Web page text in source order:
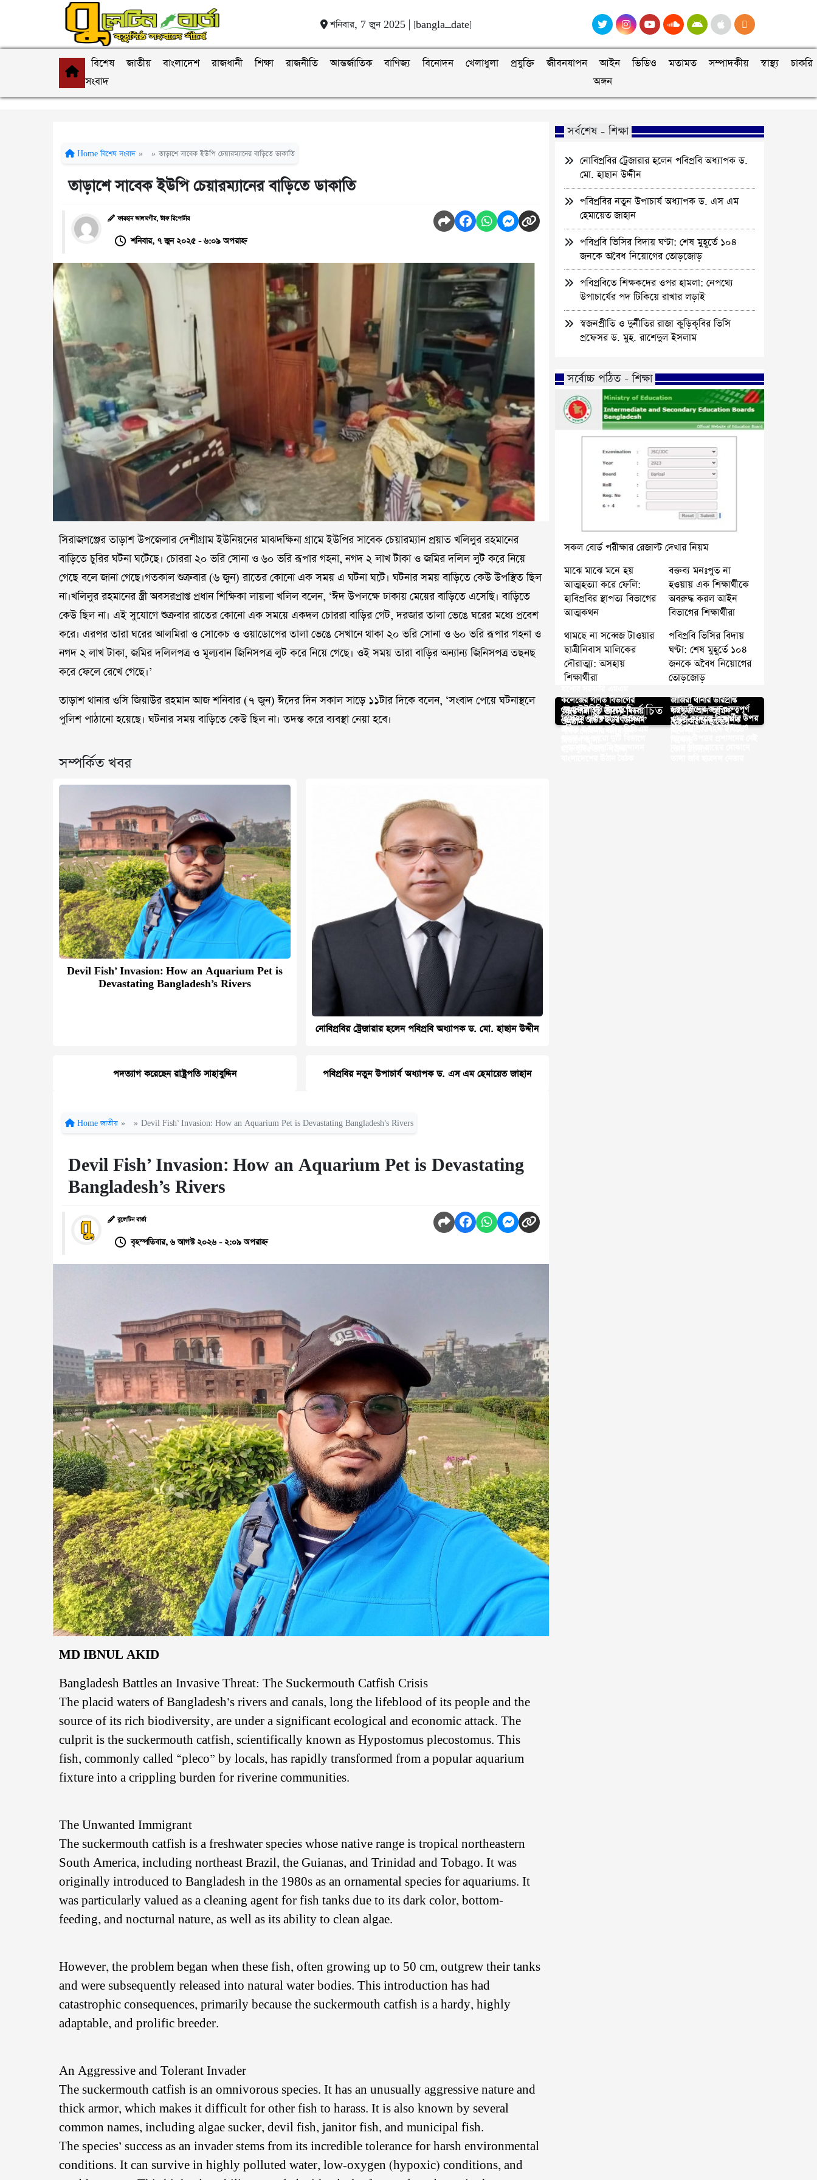
শনিবার, 7 জুন 2025 | [bangla_date]
বিশেষ
সংবাদ
জাতীয় বাংলাদেশ রাজধানী শিক্ষা রাজনীতি আন্তর্জাতিক বাণিজ্য বিনোদন খেলাধুলা প্রযুক্তি জীবনযাপন
আইন
অঙ্গন
ভিডিও মতামত সম্পাদকীয় স্বাস্থ্য চাকরি
Home বিশেষ সংবাদ » » তাড়াশে সাবেক ইউপি চেয়ারম্যানের বাড়িতে ডাকাতি
তাড়াশে সাবেক ইউপি চেয়ারম্যানের বাড়িতে ডাকাতি
ফারহান আলমগীর, স্টাফ রিপোর্টার
শনিবার, ৭ জুন ২০২৫ - ৬:০৯ অপরাহ্ন
সিরাজগঞ্জের তাড়াশ উপজেলার দেশীগ্রাম ইউনিয়নের মাঝদক্ষিনা গ্রামে ইউপির সাবেক চেয়ারম্যান প্রয়াত খলিলুর রহমানের
বাড়িতে চুরির ঘটনা ঘটেছে। চোররা ২০ ভরি সোনা ও ৬০ ভরি রূপার গহনা, নগদ ২ লাখ টাকা ও জমির দলিল লুট করে নিয়ে
গেছে বলে জানা গেছে।গতকাল শুক্রবার (৬ জুন) রাতের কোনো এক সময় এ ঘটনা ঘটে। ঘটনার সময় বাড়িতে কেউ উপস্থিত ছিল
না।খলিলুর রহমানের স্ত্রী অবসরপ্রাপ্ত প্রধান শিক্ষিকা লায়লা খলিল বলেন, ‘ঈদ উপলক্ষে ঢাকায় মেয়ের বাড়িতে এসেছি। বাড়িতে
কেউ ছিল না। এই সুযোগে শুক্রবার রাতের কোনো এক সময়ে একদল চোররা বাড়ির গেট, দরজার তালা ভেঙে ঘরের মধ্যে প্রবেশ
করে। এরপর তারা ঘরের আলমিরা ও সোকেচ ও ওয়াডোপের তালা ভেঙে সেখানে থাকা ২০ ভরি সোনা ও ৬০ ভরি রূপার গহনা ও
নগদ ২ লাখ টাকা, জমির দলিলপত্র ও মূল্যবান জিনিসপত্র লুট করে নিয়ে গেছে। ওই সময় তারা বাড়ির অন্যান্য জিনিসপত্র তছনছ
করে ফেলে রেখে গেছে।’
তাড়াশ থানার ওসি জিয়াউর রহমান আজ শনিবার (৭ জুন) ঈদের দিন সকাল সাড়ে ১১টার দিকে বলেন, ‘সংবাদ পেয়ে ঘটনাস্থলে
পুলিশ পাঠানো হয়েছে। ঘটনার সময় বাড়িতে কেউ ছিল না। তদন্ত করে ব্যবস্থা নেয়া হবে।
সম্পর্কিত খবর
Devil Fish’ Invasion: How an Aquarium Pet is
Devastating Bangladesh’s Rivers
নোবিপ্রবির ট্রেজারার হলেন পবিপ্রবি অধ্যাপক ড. মো. হাছান উদ্দীন
পদত্যাগ করেছেন রাষ্ট্রপতি সাহাবুদ্দিন পবিপ্রবির নতুন উপাচার্য অধ্যাপক ড. এস এম হেমায়েত জাহান
Home জাতীয় » » Devil Fish’ Invasion: How an Aquarium Pet is Devastating Bangladesh’s Rivers
Devil Fish’ Invasion: How an Aquarium Pet is Devastating
Bangladesh’s Rivers
বুলেটিন বার্তা
বৃহস্পতিবার, ৬ আগস্ট ২০২৬ - ২:০৯ অপরাহ্ন
MD IBNUL AKID
Bangladesh Battles an Invasive Threat: The Suckermouth Catfish Crisis
The placid waters of Bangladesh’s rivers and canals, long the lifeblood of its people and the
source of its rich biodiversity, are under a significant ecological and economic attack. The
culprit is the suckermouth catfish, scientifically known as Hypostomus plecostomus. This
fish, commonly called “pleco” by locals, has rapidly transformed from a popular aquarium
fixture into a crippling burden for riverine communities.
The Unwanted Immigrant
The suckermouth catfish is a freshwater species whose native range is tropical northeastern
South America, including northeast Brazil, the Guianas, and Trinidad and Tobago. It was
originally introduced to Bangladesh in the 1980s as an ornamental species for aquariums. It
was particularly valued as a cleaning agent for fish tanks due to its dark color, bottom-
feeding, and nocturnal nature, as well as its ability to clean algae.
However, the problem began when these fish, often growing up to 50 cm, outgrew their tanks
and were subsequently released into natural water bodies. This introduction has had
catastrophic consequences, primarily because the suckermouth catfish is a hardy, highly
adaptable, and prolific breeder.
An Aggressive and Tolerant Invader
The suckermouth catfish is an omnivorous species. It has an unusually aggressive nature and
thick armor, which makes it difficult for other fish to harass. It is also known by several
common names, including algae sucker, devil fish, janitor fish, and municipal fish.
The species’ success as an invader stems from its incredible tolerance for harsh environmental
conditions. It can survive in highly polluted water, low-oxygen (hypoxic) conditions, and
সর্বশেষ - শিক্ষা
নোবিপ্রবির ট্রেজারার হলেন পবিপ্রবি অধ্যাপক ড.
মো. হাছান উদ্দীন
পবিপ্রবির নতুন উপাচার্য অধ্যাপক ড. এস এম
হেমায়েত জাহান
পবিপ্রবি ভিসির বিদায় ঘণ্টা: শেষ মুহূর্তে ১০৪
জনকে অবৈধ নিয়োগের তোড়জোড়
পবিপ্রবিতে শিক্ষকদের ওপর হামলা: নেপথ্যে
উপাচার্যের পদ টিকিয়ে রাখার লড়াই
স্বজনপ্রীতি ও দুর্নীতির রাজা কুড়িকৃবির ভিসি
প্রফেসর ড. মুহ. রাশেদুল ইসলাম
সর্বোচ্চ পঠিত - শিক্ষা
সকল বোর্ড পরীক্ষার রেজাল্ট দেখার নিয়ম
মাঝে মাঝে মনে হয়
আত্মহত্যা করে ফেলি:
হাবিপ্রবির স্থাপত্য বিভাগের
আত্মকথন
বক্তব্য মনঃপুত না
হওয়ায় এক শিক্ষার্থীকে
অবরুদ্ধ করল আইন
বিভাগের শিক্ষার্থীরা
থামছে না সব্বেজ টাওয়ার
ছাত্রীনিবাস মালিকের
দৌরাত্ম্য: অসহায়
শিক্ষার্থীরা
পবিপ্রবি ভিসির বিদায়
ঘণ্টা: শেষ মুহূর্তে ১০৪
জনকে অবৈধ নিয়োগের
তোড়জোড়
আপনার জন্য নির্বাচিত
কলেজের গণিত বিভাগের
অনন্তধারা ২৯ ব্যাচের বিদায়
অনুষ্ঠান
জাজিরা থানার ভারপ্রাপ্ত
কর্মকর্তা আল আমিন
হোসেনের আত্মহত্যা
জেএনইউসিসি উদ্যোগে
‘ম্যাপিং আউট ইউর ডিসিশন’
হজযাত্রীদের জন্য গুরুত্বপূর্ণ
স্বাস্থ্য ও সচেতনতামূলক
বিসিএস পরীক্ষায় অংশগ্রহণে
বঞ্চিত হওয়ায় রাবির ডিভিএম
এমসি কলেজে শিক্ষার্থীর উপর
হামলার প্রতিবাদে ইবিতে
ববি ক্যাম্পাসে ঝোপঝাড় ও